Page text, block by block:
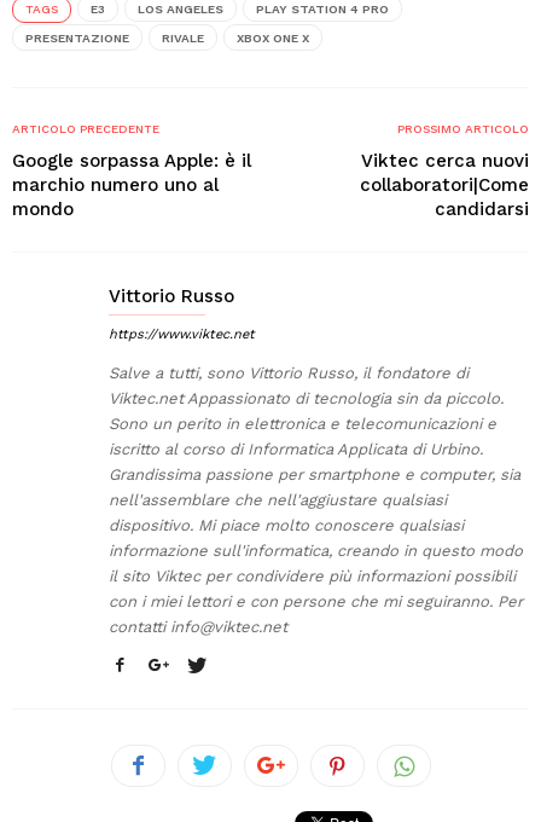
TAGS E3 LOS ANGELES PLAY STATION 4 PRO
PRESENTAZIONE RIVALE XBOX ONE X
ARTICOLO PRECEDENTE
Google sorpassa Apple: è il
marchio numero uno al
mondo
PROSSIMO ARTICOLO
Viktec cerca nuovi
collaboratori|Come
candidarsi
Vittorio Russo
https://www.viktec.net
Salve a tutti, sono Vittorio Russo, il fondatore di
Viktec.net Appassionato di tecnologia sin da piccolo.
Sono un perito in elettronica e telecomunicazioni e
iscritto al corso di Informatica Applicata di Urbino.
Grandissima passione per smartphone e computer, sia
nell'assemblare che nell'aggiustare qualsiasi
dispositivo. Mi piace molto conoscere qualsiasi
informazione sull'informatica, creando in questo modo
il sito Viktec per condividere più informazioni possibili
con i miei lettori e con persone che mi seguiranno. Per
contatti info@viktec.net